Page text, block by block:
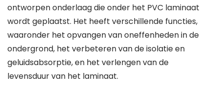
ontworpen onderlaag die onder het PVC laminaat
wordt geplaatst. Het heeft verschillende functies,
waaronder het opvangen van oneffenheden in de
ondergrond, het verbeteren van de isolatie en
geluidsabsorptie, en het verlengen van de
levensduur van het laminaat.